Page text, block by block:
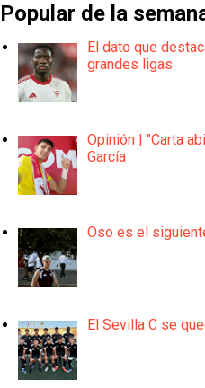
Popular de la
El dato que
grandes ligas
Opinión | "Carta
García
Oso es el
El Sevilla C se